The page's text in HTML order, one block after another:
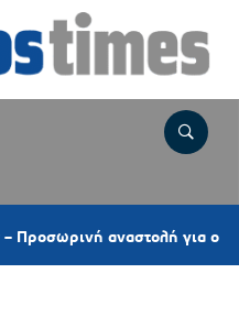
αναστολή για ογκώδη και